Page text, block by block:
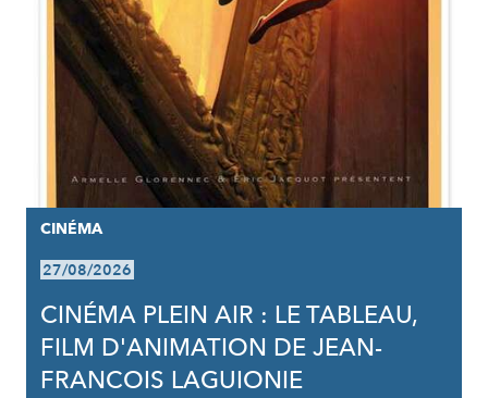
CINÉMA
27/08/2026
CINÉMA PLEIN AIR : LE TABLEAU,
FILM D'ANIMATION DE JEAN-
FRANCOIS LAGUIONIE